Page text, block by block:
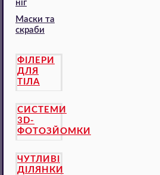
ніг
Маски та
скраби
ФІЛЕРИ
ДЛЯ
ТІЛА
СИСТЕМИ
3D-
ФОТОЗЙОМКИ
ЧУТЛИВІ
ДІЛЯНКИ